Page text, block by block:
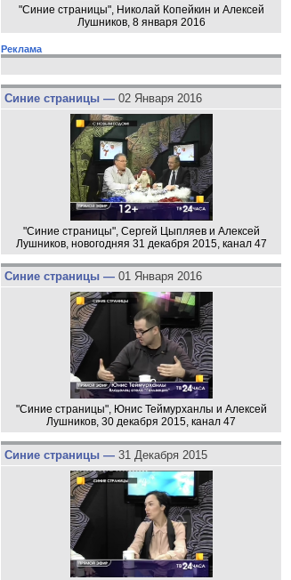
"Синие страницы", Николай Копейкин и Алексей
Лушников, 8 января 2016
Реклама
Синие страницы — 02 Января 2016
"Синие страницы", Сергей Цыпляев и Алексей
Лушников, новогодняя 31 декабря 2015, канал 47
Синие страницы — 01 Января 2016
"Синие страницы", Юнис Теймурханлы и Алексей
Лушников, 30 декабря 2015, канал 47
Синие страницы — 31 Декабря 2015